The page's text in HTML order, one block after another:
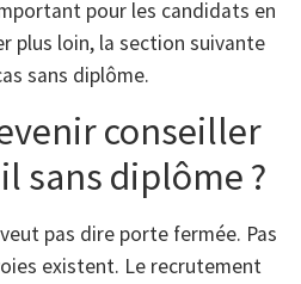
pour les candidats en
plus loin, la section suivante
sans diplôme.
conseiller
sans diplôme ?
pas dire porte fermée. Pas
existent. Le recrutement